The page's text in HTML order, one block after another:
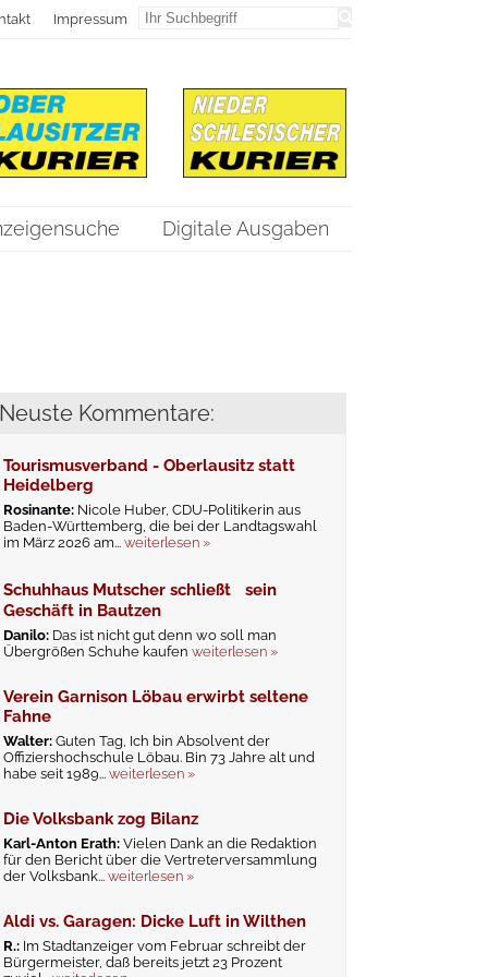
Impressum
Digitale Ausgaben
Neuste Kommentare:
Tourismusverband - Oberlausitz statt
Heidelberg
Rosinante: Nicole Huber, CDU-Politikerin aus
Baden-Württemberg, die bei der Landtagswahl
im März 2026 am...weiterlesen »
Schuhhaus Mutscher schließt sein
Geschäft in Bautzen
Danilo: Das ist nicht gut denn wo soll man
Übergrößen Schuhe kaufenweiterlesen »
Verein Garnison Löbau erwirbt seltene
Fahne
Walter:Guten Tag, Ich bin Absolvent der
Offiziershochschule Löbau. Bin 73 Jahre alt und
habe seit 1989...weiterlesen »
Die Volksbank zog Bilanz
Karl-Anton Erath:Vielen Dank an die Redaktion
für den Bericht über die Vertreterversammlung
der Volksbank...weiterlesen »
Aldi vs. Garagen: Dicke Luft in Wilthen
R.: Im Stadtanzeiger vom Februar schreibt der
Bürgermeister, daß bereits jetzt 23 Prozent